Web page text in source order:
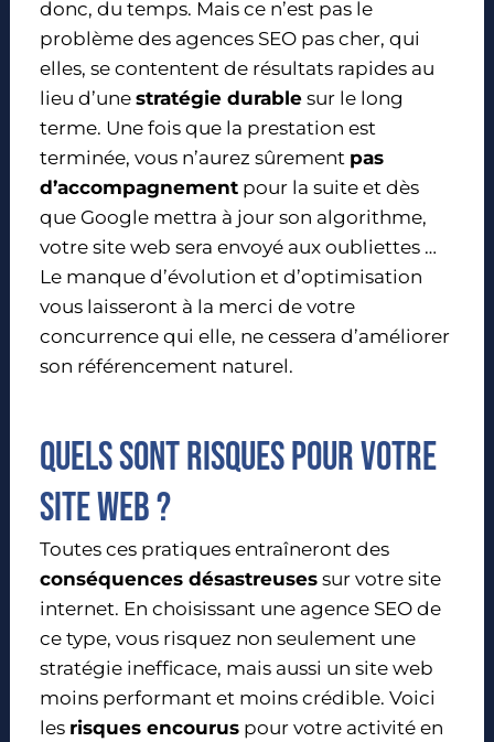
donc, du temps. Mais ce n’est pas le
problème des agences SEO pas cher, qui
elles, se contentent de résultats rapides au
lieu d’unestratégie durable sur le long
terme. Une fois que la prestation est
terminée, vous n’aurez sûrement pas
d’accompagnement pour la suite et dès
que Google mettra à jour son algorithme,
votre site web sera envoyé aux oubliettes …
Le manque d’évolution et d’optimisation
vous laisseront à la merci de votre
concurrence qui elle, ne cessera d’améliorer
son référencement naturel.
Quels sont risques pour votre
site web ?
Toutes ces pratiques entraîneront des
conséquences désastreuses sur votre site
internet. En choisissant une agence SEO de
ce type, vous risquez non seulement une
stratégie inefficace, mais aussi un site web
moins performant et moins crédible. Voici
les risques encourus pour votre activité en